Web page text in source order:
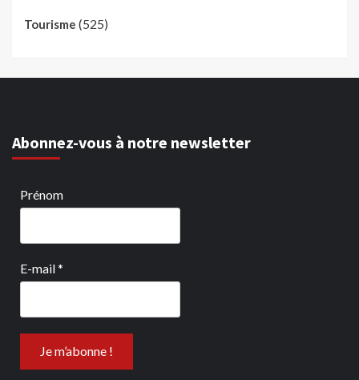
Tourisme (525)
Abonnez-vous à notre newsletter
Prénom
E-mail*